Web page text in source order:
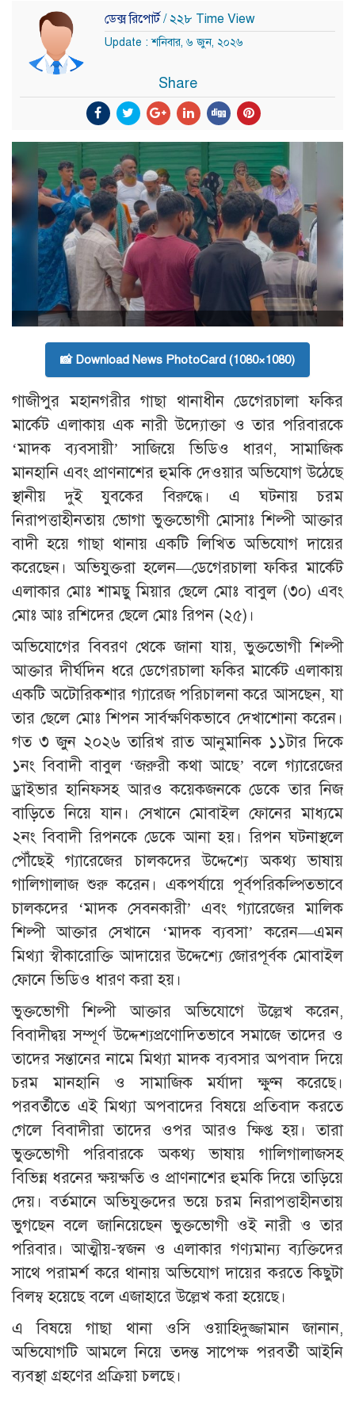
ডেক্স রিপোর্ট/ ২২৮ Time View
Update : শনিবার, ৬ জুন, ২০২৬
Share
📸 Download News PhotoCard (1080×1080)
গাজীপুর মহানগরীর গাছা থানাধীন ডেগেরচালা ফকির
মার্কেট এলাকায় এক নারী উদ্যোক্তা ও তার পরিবারকে
‘মাদক ব্যবসায়ী’ সাজিয়ে ভিডিও ধারণ, সামাজিক
মানহানি এবং প্রাণনাশের হুমকি দেওয়ার অভিযোগ উঠেছে
স্থানীয় দুই যুবকের বিরুদ্ধে। এ ঘটনায় চরম
নিরাপত্তাহীনতায় ভোগা ভুক্তভোগী মোসাঃ শিল্পী আক্তার
বাদী হয়ে গাছা থানায় একটি লিখিত অভিযোগ দায়ের
করেছেন। অভিযুক্তরা হলেন—ডেগেরচালা ফকির মার্কেট
এলাকার মোঃ শামছু মিয়ার ছেলে মোঃ বাবুল (৩০) এবং
মোঃ আঃ রশিদের ছেলে মোঃ রিপন (২৫)।
​অভিযোগের বিবরণ থেকে জানা যায়, ভুক্তভোগী শিল্পী
আক্তার দীর্ঘদিন ধরে ডেগেরচালা ফকির মার্কেট এলাকায়
একটি অটোরিকশার গ্যারেজ পরিচালনা করে আসছেন, যা
তার ছেলে মোঃ শিপন সার্বক্ষণিকভাবে দেখাশোনা করেন।
গত ৩ জুন ২০২৬ তারিখ রাত আনুমানিক ১১টার দিকে
১নং বিবাদী বাবুল ‘জরুরী কথা আছে’ বলে গ্যারেজের
ড্রাইভার হানিফসহ আরও কয়েকজনকে ডেকে তার নিজ
বাড়িতে নিয়ে যান। সেখানে মোবাইল ফোনের মাধ্যমে
২নং বিবাদী রিপনকে ডেকে আনা হয়। রিপন ঘটনাস্থলে
পৌঁছেই গ্যারেজের চালকদের উদ্দেশ্যে অকথ্য ভাষায়
গালিগালাজ শুরু করেন। একপর্যায়ে পূর্বপরিকল্পিতভাবে
চালকদের ‘মাদক সেবনকারী’ এবং গ্যারেজের মালিক
শিল্পী আক্তার সেখানে ‘মাদক ব্যবসা’ করেন—এমন
মিথ্যা স্বীকারোক্তি আদায়ের উদ্দেশ্যে জোরপূর্বক মোবাইল
ফোনে ভিডিও ধারণ করা হয়।
​ভুক্তভোগী শিল্পী আক্তার অভিযোগে উল্লেখ করেন,
বিবাদীদ্বয় সম্পূর্ণ উদ্দেশ্যপ্রণোদিতভাবে সমাজে তাদের ও
তাদের সন্তানের নামে মিথ্যা মাদক ব্যবসার অপবাদ দিয়ে
চরম মানহানি ও সামাজিক মর্যাদা ক্ষুণ্ন করেছে।
পরবর্তীতে এই মিথ্যা অপবাদের বিষয়ে প্রতিবাদ করতে
গেলে বিবাদীরা তাদের ওপর আরও ক্ষিপ্ত হয়। তারা
ভুক্তভোগী পরিবারকে অকথ্য ভাষায় গালিগালাজসহ
বিভিন্ন ধরনের ক্ষয়ক্ষতি ও প্রাণনাশের হুমকি দিয়ে তাড়িয়ে
দেয়। বর্তমানে অভিযুক্তদের ভয়ে চরম নিরাপত্তাহীনতায়
ভুগছেন বলে জানিয়েছেন ভুক্তভোগী ওই নারী ও তার
পরিবার। আত্মীয়-স্বজন ও এলাকার গণ্যমান্য ব্যক্তিদের
সাথে পরামর্শ করে থানায় অভিযোগ দায়ের করতে কিছুটা
বিলম্ব হয়েছে বলে এজাহারে উল্লেখ করা হয়েছে।
এ বিষয়ে গাছা থানা ওসি ওয়াহিদুজ্জামান জানান,
অভিযোগটি আমলে নিয়ে তদন্ত সাপেক্ষ পরবর্তী আইনি
ব্যবস্থা গ্রহণের প্রক্রিয়া চলছে।